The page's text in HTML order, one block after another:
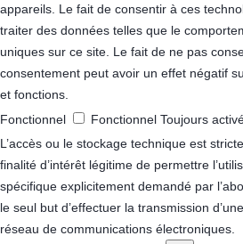
appareils. Le fait de consentir à ces
traiter des données telles que le
uniques sur ce site. Le fait de ne pas
consentement peut avoir un effet négatif
et fonctions.
Fonctionnel
Fonctionnel Toujours
L’accès ou le stockage technique est
finalité d’intérêt légitime de permettre
spécifique explicitement demandé par
le seul but d’effectuer la transmission
réseau de communications électroniques.